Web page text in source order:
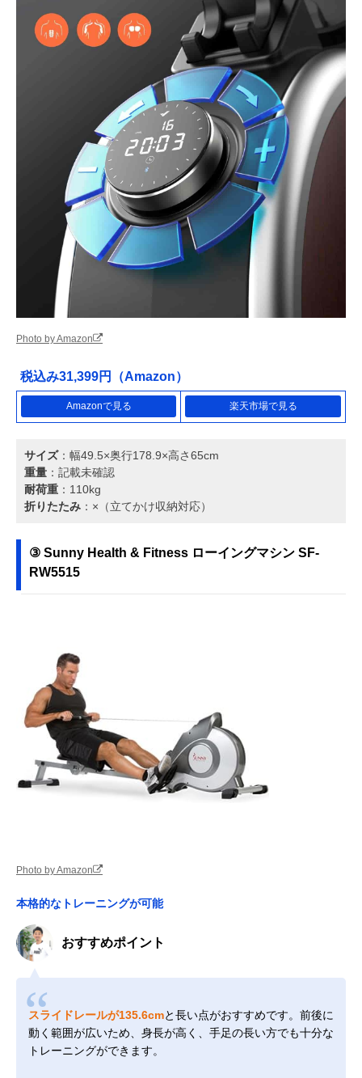
Photo by Amazon
税込み31,399円（Amazon）
Amazonで見る 楽天市場で見る
サイズ：幅49.5×奥行178.9×高さ65cm
重量 ：記載未確認
耐荷重 ：110kg
折りたたみ ：×（立てかけ収納対応）
③ Sunny Health & Fitness ローイングマシン SF-
RW5515
Photo by Amazon
本格的なトレーニングが可能
おすすめポイント
スライドレールが135.6cmと長い点がおすすめです。前後に
動く範囲が広いため、身長が高く、手足の長い方でも十分な
トレーニングができます。